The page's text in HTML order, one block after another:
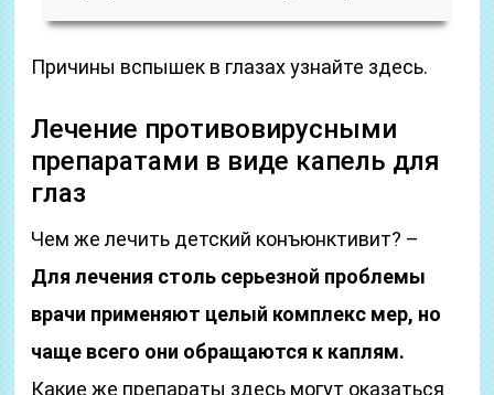
Причины вспышек в глазах узнайте здесь.
Лечение противовирусными
препаратами в виде капель для
глаз
Чем же лечить детский конъюнктивит? –
Для лечения столь серьезной проблемы
врачи применяют целый комплекс мер, но
чаще всего они обращаются к каплям.
Какие же препараты здесь могут оказаться